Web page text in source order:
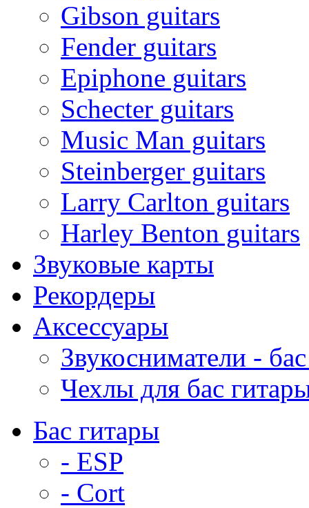
Gibson guitars
Fender guitars
Epiphone guitars
Schecter guitars
Music Man guitars
Steinberger guitars
Larry Carlton guitars
Harley Benton guitars
Звуковые карты
Рекордеры
Аксессуары
Звукосниматели -
Чехлы для бас
Бас гитары
- ESP
- Cort